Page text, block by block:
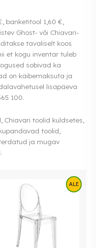
banketitool 1,60 €,
Ghost- või Chiavari-
tavaliselt koos
et kogu inventar tuleb
sobivad ka
on käibemaksuta ja
lisapäeva
100.
Chiavari toolid kuldsetes,
toolid,
ja mugav
ALE